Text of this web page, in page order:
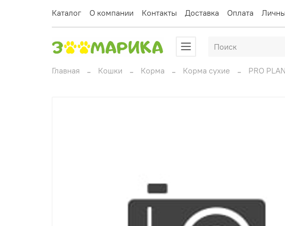
Каталог О компании Контакты Доставка Оплата
Главная
Кошки Корма Корма сухие PRO PLAN